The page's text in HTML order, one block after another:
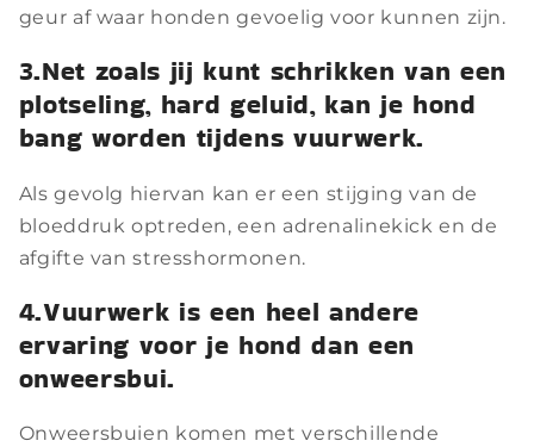
geur af waar honden gevoelig voor kunnen zijn.
3.Net zoals jij kunt schrikken van een
plotseling, hard geluid, kan je hond
bang worden tijdens vuurwerk.
Als gevolg hiervan kan er een stijging van de
bloeddruk optreden, een adrenalinekick en de
afgifte van stresshormonen.
4.Vuurwerk is een heel andere
ervaring voor je hond dan een
onweersbui.
Onweersbuien komen met verschillende